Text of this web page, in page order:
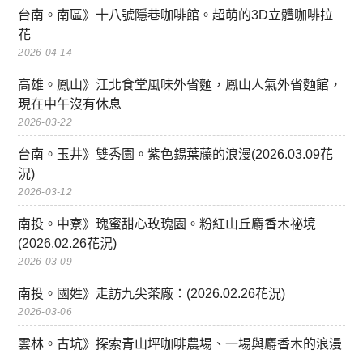
台南。南區》十八號隱巷咖啡館。超萌的3D立體咖啡拉
花
2026-04-14
高雄。鳳山》江北食堂風味外省麵，鳳山人氣外省麵館，
現在中午沒有休息
2026-03-22
台南。玉井》雙秀園。紫色錫葉藤的浪漫(2026.03.09花
況)
2026-03-12
南投。中寮》瑰蜜甜心玫瑰園。粉紅山丘麝香木祕境
(2026.02.26花況)
2026-03-09
南投。國姓》走訪九尖茶廠：(2026.02.26花況)
2026-03-06
雲林。古坑》探索青山坪咖啡農場、一場與麝香木的浪漫